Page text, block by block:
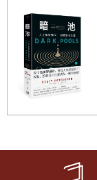
沒有讓所有人都
處，因此遊戲設
趣，而是要找出
是強迫症），檢
是哪些元素令人
就是我個人的遊